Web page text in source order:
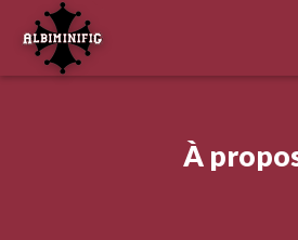
À